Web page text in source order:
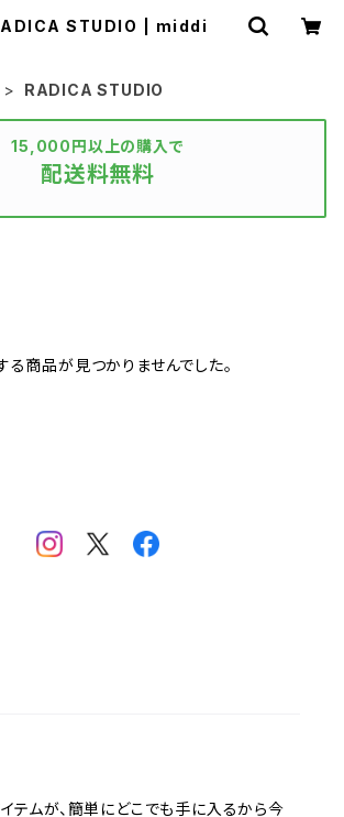
STUDIO | middi
RADICA STUDIO
15,000円以上の購入で
配送料無料
る商品が見つかりませんでした。
テムが、簡単にどこでも手に入るから今